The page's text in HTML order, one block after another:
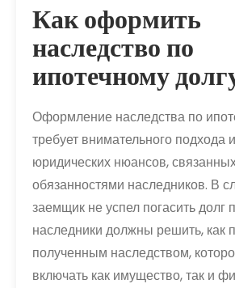
Как оформить
наследство по
ипотечному
Оформление наследства по
требует внимательного подхода
юридических нюансов,
обязанностями наследников. В
заемщик не успел погасить долг
наследники должны решить, как
полученным наследством,
включать как имущество, так и